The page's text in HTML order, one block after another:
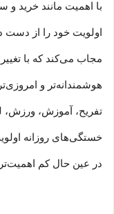
با اهمیت مانند خرید
اولویت خود را از دست
مجاب می‏‌کند که با
هوشمندانه‏‌تر و
تفریح، آموزش،
خستگی‏‏‌های روزانه
در عین حال کم اهمیت‏‏‏‌تر